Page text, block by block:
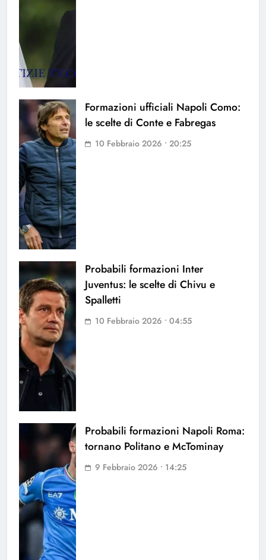
Formazioni ufficiali Napoli Como:
le scelte di Conte e Fabregas
10 Febbraio 2026 • 20:25
Probabili formazioni Inter
Juventus: le scelte di Chivu e
Spalletti
10 Febbraio 2026 • 04:55
Probabili formazioni Napoli Roma:
tornano Politano e McTominay
9 Febbraio 2026 • 14:25